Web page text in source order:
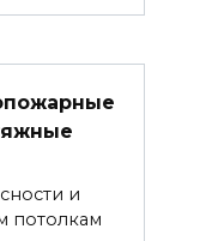
и
потолкам